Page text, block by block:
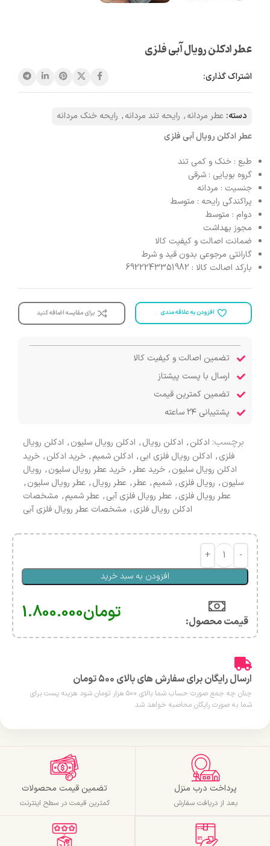
عطر ادکلن رویال آبی فلزی
اشتراک گذاری:
دسته: عطر مردانه, رایحه تند مردانه, رایحه خنک مردانه
عطر ادکلن رویال آبی فلزی
طبع : خنک و کمی تند
گروه بویایی : شرقی
جنسیت : مردانه
پراکندگی رایحه : متوسط
دوام : متوسط
مجوز بهداشت
ضمانت اصالت و کیفیت کالا
گارانتی مرجوعی بدون قید و شرط
بارکد اصالت کالا : 6922243351982
افزودن به علاقه مندی برای مقایسه اضافه کنید
تضمین اصالت و کیفیت کالا
ارسال با پست پیشتاز
تضمین کمترین قیمت
پشتیبانی ۲۴ ساعته
برچسب: ادکلن, ادکلن رویال, ادکلن رویال سلیون, ادکلن رویال
فلزی, ادکلن رویال فلزی ابی, ادکلن شمیم, خرید ادکلن, خرید
ادکلن رویال سلیون, خرید عطر , خرید عطر رویال سلیون, رویال
سلیون, رویال فلزی, شمیم, عطر , عطر رویال, عطر رویال سلیون,
عطر رویال فلزی, عطر رویال فلزی آبی, عطر شمیم, مشخصات
ادکلن رویال فلزی, مشخصات عطر رویال فلزی آبی
افزودن به سبد خرید
قیمت محصول:​ تومان1.800.000
ارسال رایگان برای سفارش های بالای ۵۰۰ تومان
چنان چه جمع صورت حساب شما بالای ۵۰۰ هزار تومان شود هزینه پست برای
شما به صورت رایگان محاصبه خواهد شد.
پرداخت درب منزل
بعد از دریافت سفارش
تضمین قیمت محصولات
کمترین قیمت در سطح اینترنت